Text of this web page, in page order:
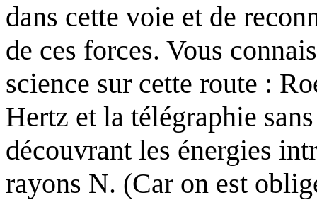
dans cette voie et de
de ces forces. Vous
science sur cette route :
Hertz et la télégraphie
découvrant les énergies
rayons N. (Car on est